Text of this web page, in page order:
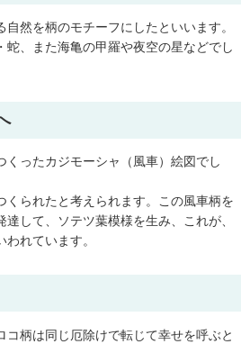
然を柄のモチーフにしたといいます。
蛇、また海亀の甲羅や夜空の星などでし
くったカジモーシャ（風車）絵図でし
くられたと考えられます。この風車柄を
して、ソテツ葉模様を生み、これが、
れています。
コ柄は同じ厄除けで転じて幸せを呼ぶと